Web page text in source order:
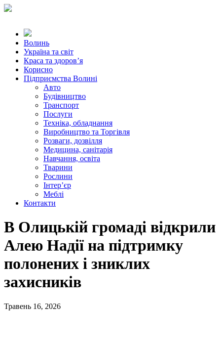
Волинь
Україна та світ
Краса та здоров’я
Корисно
Підприємства Волині
Авто
Будівництво
Транспорт
Послуги
Техніка, обладнання
Виробництво та Торгівля
Розваги, дозвілля
Медицина, санітарія
Навчання, освіта
Тварини
Рослини
Інтер’єр
Меблі
Контакти
В Олицькій громаді відкрили
Алею Надії на підтримку
полонених і зниклих
захисників
Травень 16, 2026